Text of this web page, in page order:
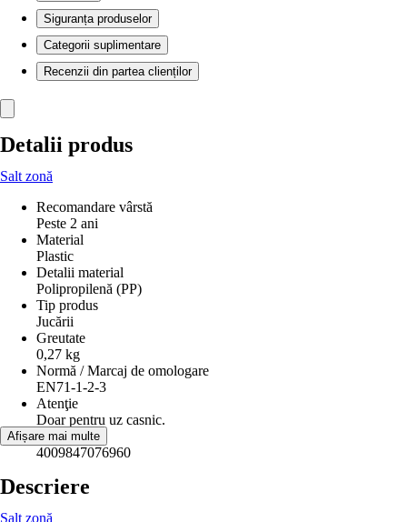
Siguranța produselor
Categorii suplimentare
Recenzii din partea clienților
Detalii produs
Salt zonă
Recomandare vârstă
Peste 2 ani
Material
Plastic
Detalii material
Polipropilenă (PP)
Tip produs
Jucării
Greutate
0,27 kg
Normă / Marcaj de omologare
EN71-1-2-3
Atenţie
Doar pentru uz casnic.
EAN
4009847076960
Afișare mai multe
Descriere
Salt zonă